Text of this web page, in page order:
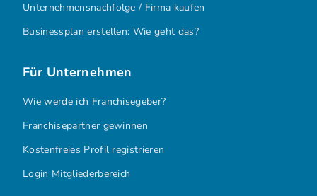
Unternehmensnachfolge / Firma kaufen
Businessplan erstellen: Wie geht das?
Für Unternehmen
Wie werde ich Franchisegeber?
Franchisepartner gewinnen
Kostenfreies Profil registrieren
Login Mitgliederbereich